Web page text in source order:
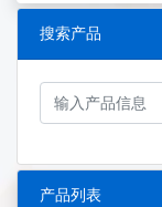
搜索产品
产品列表